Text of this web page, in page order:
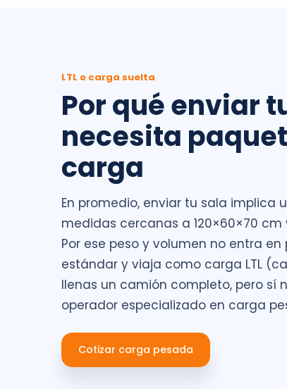
LTL o carga suelta
Por qué enviar
necesita
carga
En promedio, enviar tu sala implica
medidas cercanas a 120×60×70
Por ese peso y volumen no entra
estándar y viaja como carga LTL
llenas un camión completo, pero sí
operador especializado en carga
Cotizar carga pesada